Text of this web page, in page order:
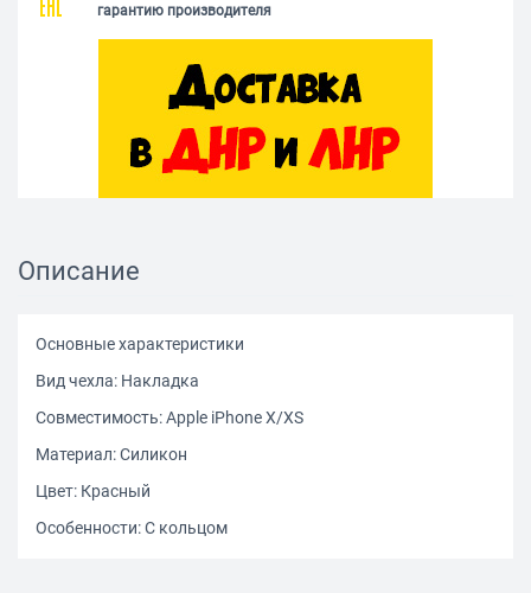
гарантию производителя
Описание
Основные характеристики
Вид чехла: Накладка
Совместимость: Apple iPhone X/XS
Материал: Силикон
Цвет: Красный
Особенности: С кольцом